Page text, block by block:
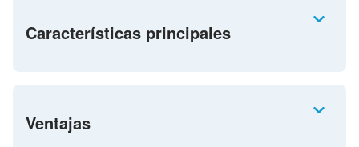
Características principales
Ventajas